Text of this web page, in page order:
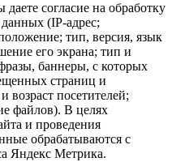
согласие на обработку
(IP-адрес;
тип, версия, язык
его экрана; тип и
баннеры, с которых
страниц и
возраст посетителей;
файлов). В целях
и проведения
обрабатываются с
Яндекс Метрика.